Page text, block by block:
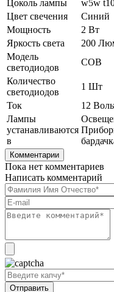
Цоколь лампы
w5w
Цвет свечения
Синий
Мощность
2 Вт
Яркость света
200
Модель
светодиодов
COB
Количество
светодиодов
1 Шт
Ток
12
Лампы
устанавливаются
в
Комментарии
Пока нет комментариев
Написать комментарий